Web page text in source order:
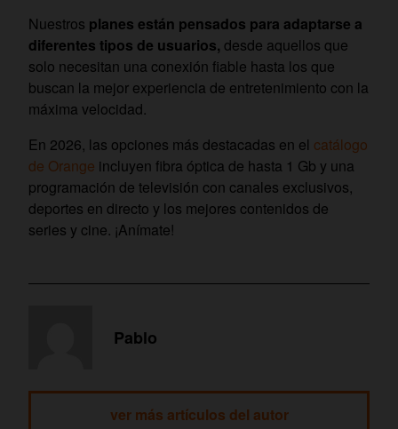
Nuestros planes están pensados para adaptarse a
diferentes tipos de usuarios, desde aquellos que
solo necesitan una conexión fiable hasta los que
buscan la mejor experiencia de entretenimiento con la
máxima velocidad.
En 2026, las opciones más destacadas en el catálogo
de Orange incluyen fibra óptica de hasta 1 Gb y una
programación de televisión con canales exclusivos,
deportes en directo y los mejores contenidos de
series y cine. ¡Anímate!
Pablo
ver más artículos del autor